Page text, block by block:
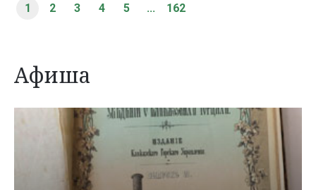
1 2 3 4 5 ... 162
Афиша